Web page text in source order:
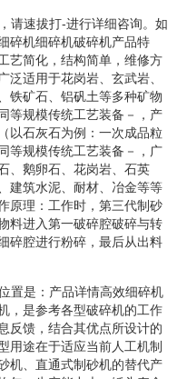
请速拔打-进行详细咨询。如
碎机细碎机破碎机产品特
艺简化，结构简单，维修方
适用于花岗岩、玄武岩、
铁矿石、铝矾土等多种矿物
等规模传统工艺装备－，产
以石灰石为例：一次成品粒
等规模传统工艺装备－，广
、鹅卵石、花岗岩、石英
建筑水泥、耐材、冶金等等
原理：工作时，第三代制砂
料进入第一破碎腔破碎与转
碎腔进行粉碎，最后从出料
置是：产品详情高效细碎机
，是参考各型破碎机的工作
反馈，结合其优点所设计的
用途在于适应当前人工机制
机、直通式制砂机的替代产